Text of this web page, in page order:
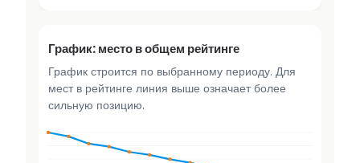
График: место в общем рейтинге
График строится по выбранному периоду. Для
мест в рейтинге линия выше означает более
сильную позицию.